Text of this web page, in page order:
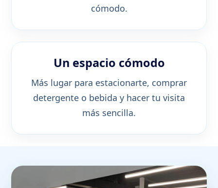
cómodo.
Un espacio cómodo
Más lugar para estacionarte, comprar
detergente o bebida y hacer tu visita
más sencilla.